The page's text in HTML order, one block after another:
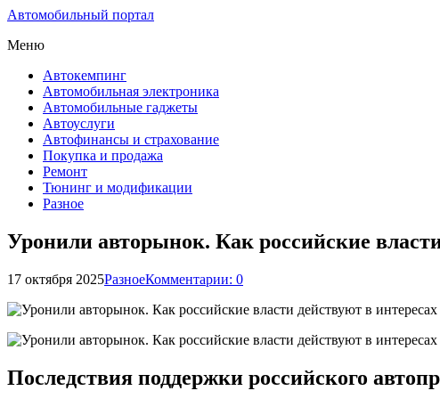
Автомобильный портал
Меню
Автокемпинг
Автомобильная электроника
Автомобильные гаджеты
Автоуслуги
Автофинансы и страхование
Покупка и продажа
Ремонт
Тюнинг и модификации
Разное
Уронили авторынок. Как российские
17 октября 2025РазноеКомментарии: 0
Последствия поддержки российского